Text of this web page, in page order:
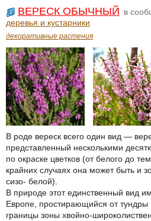
ВЕРЕСК ОБЫЧНЫЙ в
деревья и кустарники
декоративные растения
В роде вереск всего один вид —
представленный несколькими
по окраске цветков (от белого до
крайних случаях она может быть и
сизо- белой).
В природе этот единственный вид
Европе, простирающийся от
границы зоны хвойно-